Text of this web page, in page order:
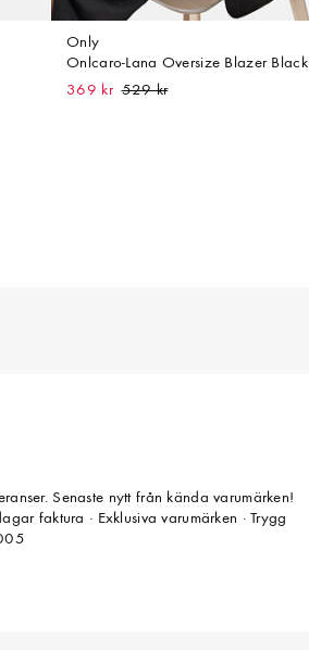
Only
Onlcaro-Lana Oversize Blazer Black
369 kr
Senaste nytt från kända varumärken!
faktura · Exklusiva varumärken · Trygg